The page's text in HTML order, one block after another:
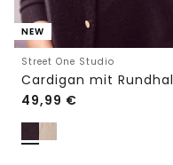
NEW
Street One Studio
49,99 €